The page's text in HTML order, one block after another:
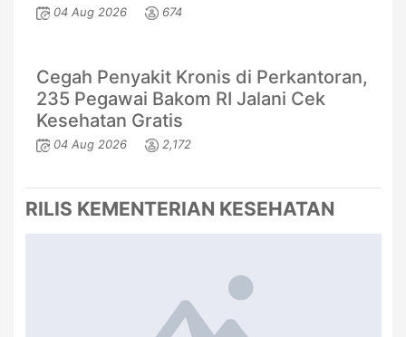
04 Aug 2026 674
Cegah Penyakit Kronis di Perkantoran,
235 Pegawai Bakom RI Jalani Cek
Kesehatan Gratis
04 Aug 2026 2,172
RILIS KEMENTERIAN KESEHATAN